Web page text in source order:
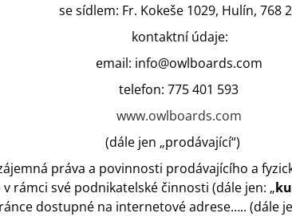
se sídlem: Fr. Kokeše 1029, Hulín, 768
kontaktní údaje:
email: info@owlboards.com
telefon: 775 401 593
www.owlboards.com
(dále jen „prodávající“)
práva a povinnosti prodávajícího a
rámci své podnikatelské činnosti (dále jen: „
dostupné na internetové adrese….. (dále